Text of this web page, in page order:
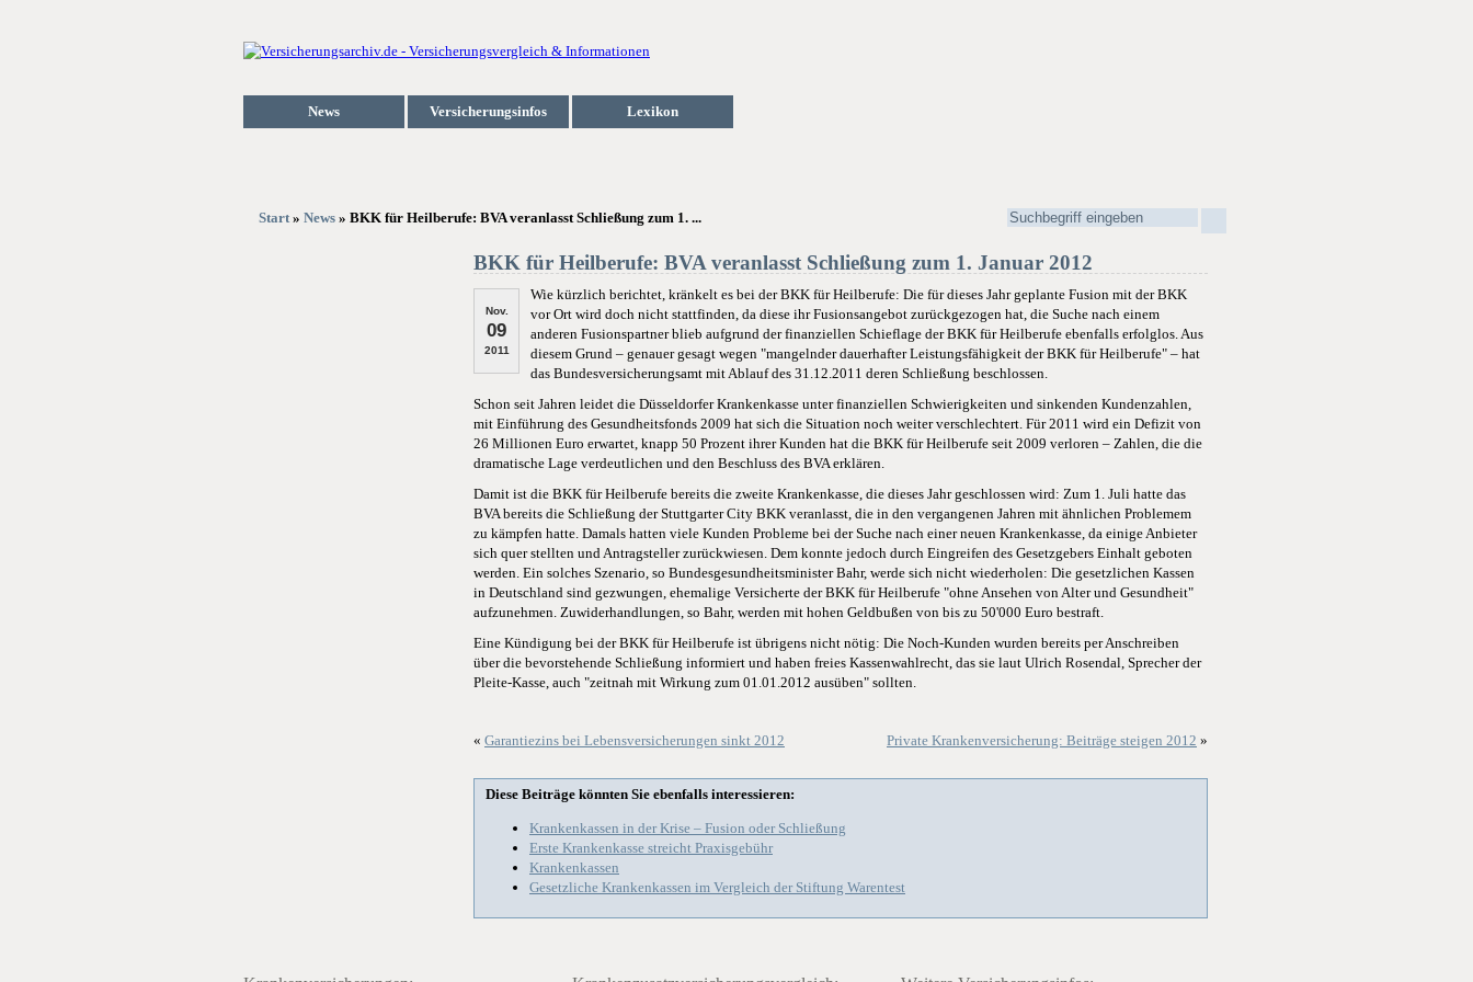
News Versicherungsinfos Lexikon
Start» News » BKK für Heilberufe: BVA veranlasst Schließung zum 1. ...
BKK für Heilberufe: BVA veranlasst Schließung zum 1. Januar 2012
Nov.
09
2011
Wie kürzlich berichtet, kränkelt es bei der BKK für Heilberufe: Die für dieses Jahr geplante Fusion mit der BKK
vor Ort wird doch nicht stattfinden, da diese ihr Fusionsangebot zurückgezogen hat, die Suche nach einem
anderen Fusionspartner blieb aufgrund der finanziellen Schieflage der BKK für Heilberufe ebenfalls erfolglos. Aus
diesem Grund – genauer gesagt wegen "mangelnder dauerhafter Leistungsfähigkeit der BKK für Heilberufe" – hat
das Bundesversicherungsamt mit Ablauf des 31.12.2011 deren Schließung beschlossen.
Schon seit Jahren leidet die Düsseldorfer Krankenkasse unter finanziellen Schwierigkeiten und sinkenden Kundenzahlen,
mit Einführung des Gesundheitsfonds 2009 hat sich die Situation noch weiter verschlechtert. Für 2011 wird ein Defizit von
26 Millionen Euro erwartet, knapp 50 Prozent ihrer Kunden hat die BKK für Heilberufe seit 2009 verloren – Zahlen, die die
dramatische Lage verdeutlichen und den Beschluss des BVA erklären.
Damit ist die BKK für Heilberufe bereits die zweite Krankenkasse, die dieses Jahr geschlossen wird: Zum 1. Juli hatte das
BVA bereits die Schließung der Stuttgarter City BKK veranlasst, die in den vergangenen Jahren mit ähnlichen Problemem
zu kämpfen hatte. Damals hatten viele Kunden Probleme bei der Suche nach einer neuen Krankenkasse, da einige Anbieter
sich quer stellten und Antragsteller zurückwiesen. Dem konnte jedoch durch Eingreifen des Gesetzgebers Einhalt geboten
werden. Ein solches Szenario, so Bundesgesundheitsminister Bahr, werde sich nicht wiederholen: Die gesetzlichen Kassen
in Deutschland sind gezwungen, ehemalige Versicherte der BKK für Heilberufe "ohne Ansehen von Alter und Gesundheit"
aufzunehmen. Zuwiderhandlungen, so Bahr, werden mit hohen Geldbußen von bis zu 50'000 Euro bestraft.
Eine Kündigung bei der BKK für Heilberufe ist übrigens nicht nötig: Die Noch-Kunden wurden bereits per Anschreiben
über die bevorstehende Schließung informiert und haben freies Kassenwahlrecht, das sie laut Ulrich Rosendal, Sprecher der
Pleite-Kasse, auch "zeitnah mit Wirkung zum 01.01.2012 ausüben" sollten.
« Garantiezins bei Lebensversicherungen sinkt 2012 Private Krankenversicherung: Beiträge steigen 2012 »
Diese Beiträge könnten Sie ebenfalls interessieren:
Krankenkassen in der Krise – Fusion oder Schließung
Erste Krankenkasse streicht Praxisgebühr
Krankenkassen
Gesetzliche Krankenkassen im Vergleich der Stiftung Warentest